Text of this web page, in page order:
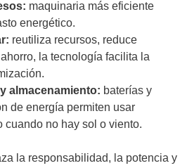
maquinaria más eficiente
energético.
reutiliza recursos, reduce
la tecnología facilita la
almacenamiento: baterías y
de energía permiten usar
cuando no hay sol o viento.
la responsabilidad, la potencia y